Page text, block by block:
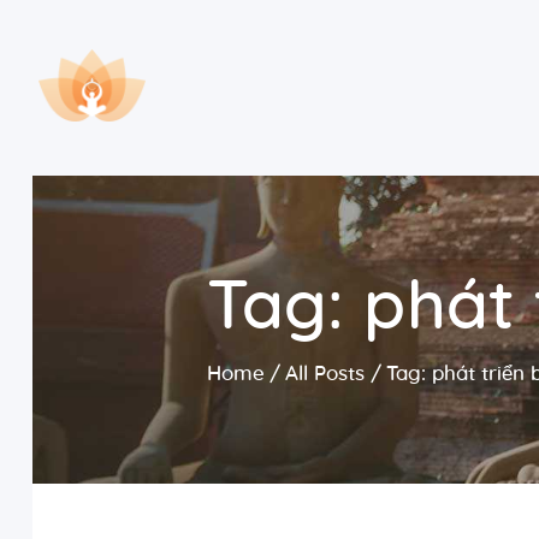
Tag:
Home All Posts Tag: phát triển